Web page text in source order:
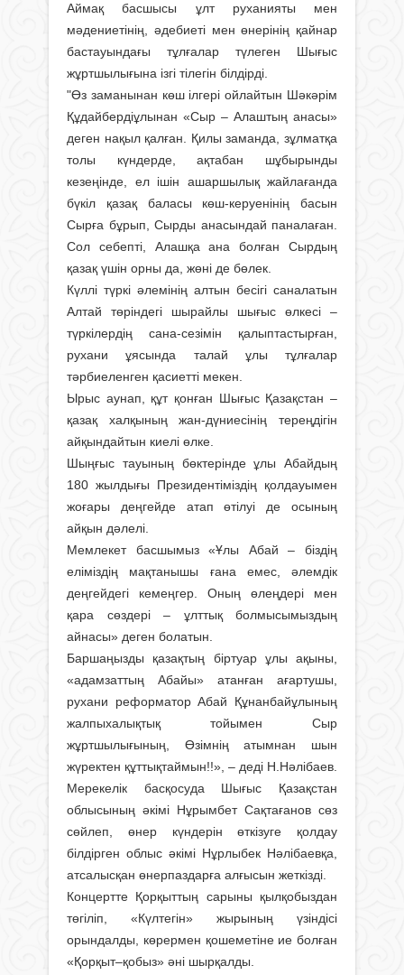
Аймақ басшысы ұлт руханияты мен
мәдениетінің, әдебиеті мен өнерінің қайнар
бастауындағы тұлғалар түлеген Шығыс
жұртшылығына ізгі тілегін білдірді.
"Өз заманынан көш ілгері ойлайтын Шәкәрім
Құдайбердіұлынан «Сыр – Алаштың анасы»
деген нақыл қалған. Қилы заманда, зұлматқа
толы күндерде, ақтабан шұбырынды
кезеңінде, ел ішін ашаршылық жайлағанда
бүкіл қазақ баласы көш-керуенінің басын
Сырға бұрып, Сырды анасындай паналаған.
Сол себепті, Алашқа ана болған Сырдың
қазақ үшін орны да, жөні де бөлек.
Күллі түркі әлемінің алтын бесігі саналатын
Алтай төріндегі шырайлы шығыс өлкесі –
түркілердің сана-сезімін қалыптастырған,
рухани ұясында талай ұлы тұлғалар
тәрбиеленген қасиетті мекен.
Ырыс аунап, құт қонған Шығыс Қазақстан –
қазақ халқының жан-дүниесінің тереңдігін
айқындайтын киелі өлке.
Шыңғыс тауының бөктерінде ұлы Абайдың
180 жылдығы Президентіміздің қолдауымен
жоғары деңгейде атап өтілуі де осының
айқын дәлелі.
Мемлекет басшымыз «Ұлы Абай – біздің
еліміздің мақтанышы ғана емес, әлемдік
деңгейдегі кемеңгер. Оның өлеңдері мен
қара сөздері – ұлттық болмысымыздың
айнасы» деген болатын.
Баршаңызды қазақтың біртуар ұлы ақыны,
«адамзаттың Абайы» атанған ағартушы,
рухани реформатор Абай Құнанбайұлының
жалпыхалықтық тойымен Сыр
жұртшылығының, Өзімнің атымнан шын
жүректен құттықтаймын!!», – деді Н.Нәлібаев.
Мерекелік басқосуда Шығыс Қазақстан
облысының әкімі Нұрымбет Сақтағанов сөз
сөйлеп, өнер күндерін өткізуге қолдау
білдірген облыс әкімі Нұрлыбек Нәлібаевқа,
атсалысқан өнерпаздарға алғысын жеткізді.
Концертте Қорқыттың сарыны қылқобыздан
төгіліп, «Күлтегін» жырының үзіндісі
орындалды, көрермен қошеметіне ие болған
«Қорқыт–қобыз» әні шырқалды.